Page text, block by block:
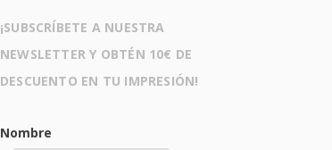
¡SUBSCRÍBETE A NUESTRA
NEWSLETTER Y OBTÉN 10€ DE
DESCUENTO EN TU IMPRESIÓN!
Nombre